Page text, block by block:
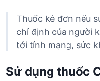
Thuốc kê đơn nếu
chỉ định của người
tới tính mạng, sức
Sử dụng thuốc